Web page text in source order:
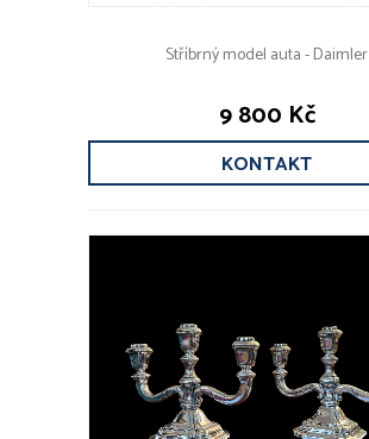
Stříbrný model auta - Daimler
9 800 Kč
KONTAKT